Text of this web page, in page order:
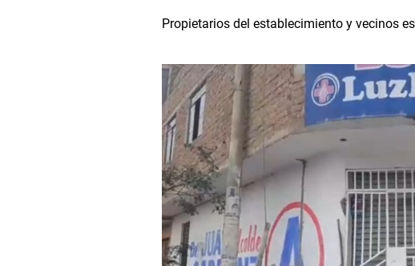
Propietarios del establecimiento y vecinos